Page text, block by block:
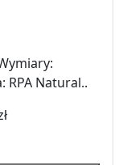
RPA Natural..